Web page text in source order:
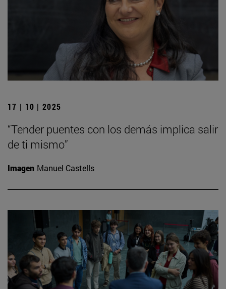
17 | 10 | 2025
“Tender puentes con los demás implica salir
de ti mismo”
Imagen Manuel Castells